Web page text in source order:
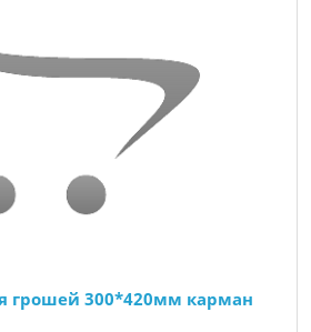
грошей 300*420мм карман